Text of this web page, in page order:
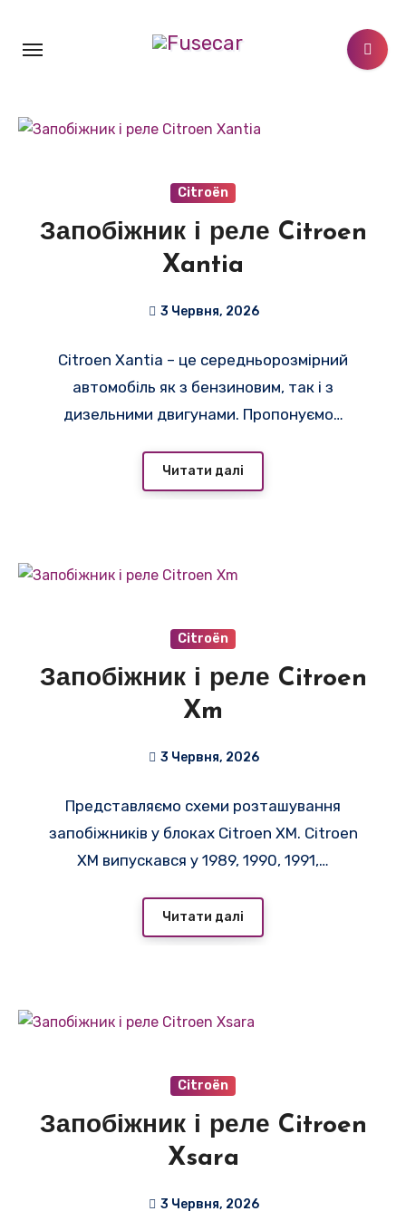
контенту
Citroën
Запобіжник і реле Citroen
Xantia
3 Червня, 2026
Citroen Xantia – це середньорозмірний
автомобіль як з бензиновим, так і з
дизельними двигунами. Пропонуємо…
Читати далі
Citroën
Запобіжник і реле Citroen
Xm
3 Червня, 2026
Представляємо схеми розташування
запобіжників у блоках Citroen XM. Citroen
XM випускався у 1989, 1990, 1991,…
Читати далі
Citroën
Запобіжник і реле Citroen
Xsara
3 Червня, 2026